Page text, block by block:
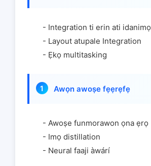
- Integration ti erin ati idanimọ
- Layout atupale Integration
- Ẹkọ multitasking
Awọn awoṣe fẹẹrẹfẹ
- Awoṣe funmorawon ọna ẹrọ
- Imọ distillation
- Neural faaji àwárí